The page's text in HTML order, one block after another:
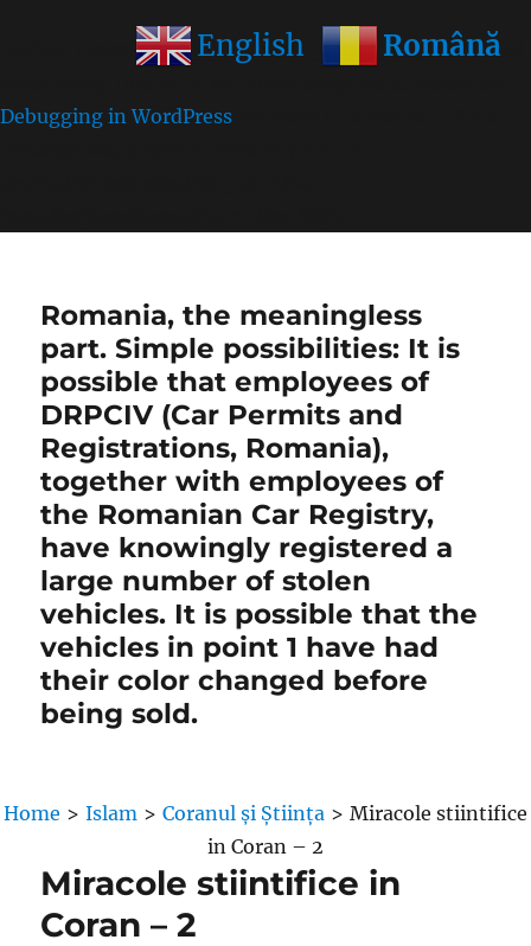
: Function wp_get_inline_script_tag was called
Debugging in WordPress
Romania, the meaningless
part. Simple possibilities: It is
possible that employees of
DRPCIV (Car Permits and
Registrations, Romania),
together with employees of
the Romanian Car Registry,
have knowingly registered a
large number of stolen
vehicles. It is possible that the
vehicles in point 1 have had
their color changed before
being sold.
Home > Islam > Coranul și Știința > Miracole stiintifice
in Coran – 2
Miracole stiintifice in
Coran – 2
English Română